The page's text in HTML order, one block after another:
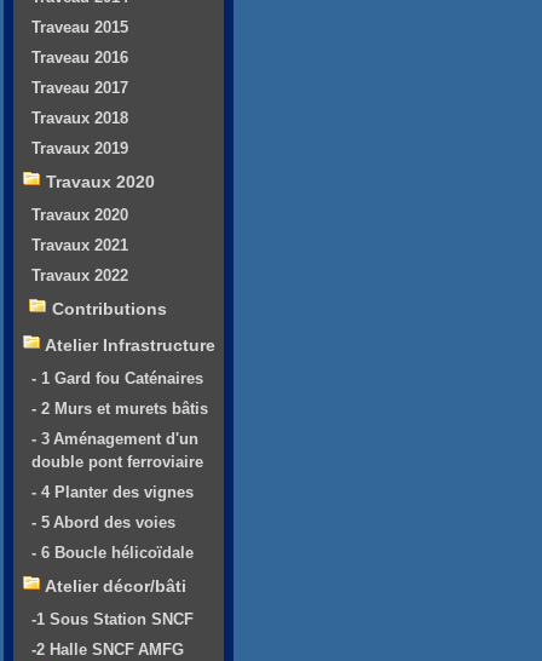
Traveau 2015
Traveau 2016
Traveau 2017
Travaux 2018
Travaux 2019
Travaux 2020
Travaux 2020
Travaux 2021
Travaux 2022
Contributions
Atelier Infrastructure
- 1 Gard fou Caténaires
- 2 Murs et murets bâtis
- 3 Aménagement d'un
double pont ferroviaire
- 4 Planter des vignes
- 5 Abord des voies
- 6 Boucle hélicoïdale
Atelier décor/bâti
-1 Sous Station SNCF
-2 Halle SNCF AMFG